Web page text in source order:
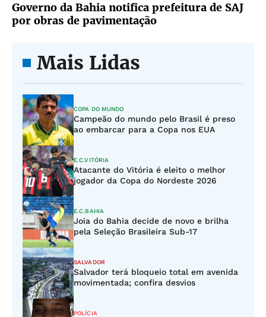
Governo da Bahia notifica prefeitura de SAJ
por obras de pavimentação
Mais Lidas
COPA DO MUNDO
Campeão do mundo pelo Brasil é preso
ao embarcar para a Copa nos EUA
E.C.VITÓRIA
Atacante do Vitória é eleito o melhor
jogador da Copa do Nordeste 2026
E.C.BAHIA
Joia do Bahia decide de novo e brilha
pela Seleção Brasileira Sub-17
SALVADOR
Salvador terá bloqueio total em avenida
movimentada; confira desvios
POLÍCIA